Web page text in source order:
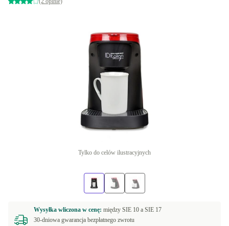
Tylko do celów ilustracyjnych
Wysyłka wliczona w cenę: między SIE 10 a SIE 17
30-dniowa gwarancja bezpłatnego zwrotu